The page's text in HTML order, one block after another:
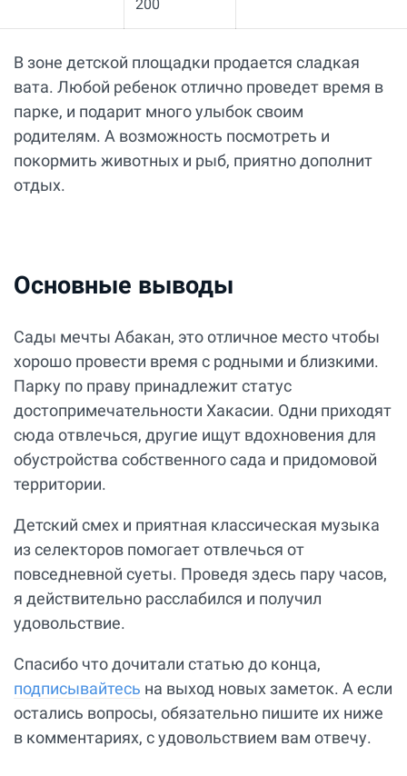
200
В зоне детской площадки продается сладкая
вата. Любой ребенок отлично проведет время в
парке, и подарит много улыбок своим
родителям. А возможность посмотреть и
покормить животных и рыб, приятно дополнит
отдых.
Основные выводы
Сады мечты Абакан, это отличное место чтобы
хорошо провести время с родными и близкими.
Парку по праву принадлежит статус
достопримечательности Хакасии. Одни приходят
сюда отвлечься, другие ищут вдохновения для
обустройства собственного сада и придомовой
территории.
Детский смех и приятная классическая музыка
из селекторов помогает отвлечься от
повседневной суеты. Проведя здесь пару часов,
я действительно расслабился и получил
удовольствие.
Спасибо что дочитали статью до конца,
подписывайтесь на выход новых заметок. А если
остались вопросы, обязательно пишите их ниже
в комментариях, с удовольствием вам отвечу.